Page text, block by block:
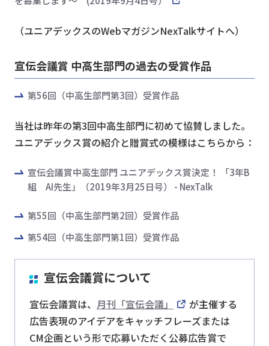
（ユニアデックスのWebマガジンNexTalkサイトへ）
宣伝会議賞 中高生部門の過去の受賞作品
第56回（中高生部門第3回）受賞作品
当社は昨年の第3回中高生部門に初めて協賛しました。
ユニアデックス賞の紹介と贈賞式の模様はこちらから：
宣伝会議賞中高生部門 ユニアデックス賞決定！ 「3年B
組 AI先生」（2019年3月25日号） - NexTalk
第55回（中高生部門第2回）受賞作品
第54回（中高生部門第1回）受賞作品
宣伝会議賞について
宣伝会議賞は、 月刊「宣伝会議」
が主催する
広告表現のアイデアをキャッチフレーズまたは
CM企画という形で応募いただく公募広告賞で